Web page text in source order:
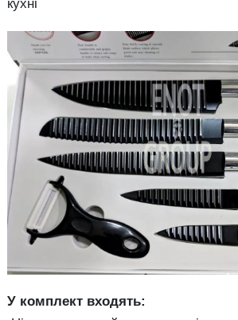
кухні
У комплект входять: